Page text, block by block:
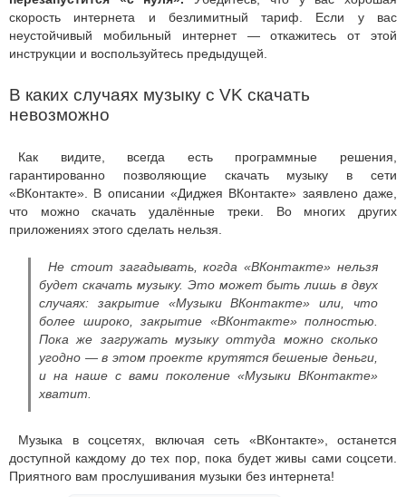
скорость интернета и безлимитный тариф. Если у вас
неустойчивый мобильный интернет — откажитесь от этой
инструкции и воспользуйтесь предыдущей.
В каких случаях музыку с VK скачать
невозможно
Как видите, всегда есть программные решения,
гарантированно позволяющие скачать музыку в сети
«ВКонтакте». В описании «Диджея ВКонтакте» заявлено даже,
что можно скачать удалённые треки. Во многих других
приложениях этого сделать нельзя.
Не стоит загадывать, когда «ВКонтакте» нельзя
будет скачать музыку. Это может быть лишь в двух
случаях: закрытие «Музыки ВКонтакте» или, что
более широко, закрытие «ВКонтакте» полностью.
Пока же загружать музыку оттуда можно сколько
угодно — в этом проекте крутятся бешеные деньги,
и на наше с вами поколение «Музыки ВКонтакте»
хватит.
Музыка в соцсетях, включая сеть «ВКонтакте», останется
доступной каждому до тех пор, пока будет живы сами соцсети.
Приятного вам прослушивания музыки без интернета!